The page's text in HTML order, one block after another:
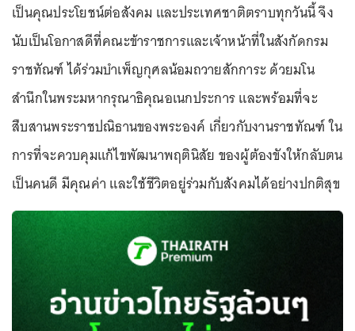
เป็นคุณประโยชน์ต่อสังคม และประเทศชาติตราบทุกวันนี้ จึง
นับเป็นโอกาสดีที่คณะข้าราชการและเจ้าหน้าที่ในสังกัดกรม
ราชทัณฑ์ ได้ร่วมบำเพ็ญกุศลน้อมถวายสักการะ ด้วยมโน
สำนึกในพระมหากรุณาธิคุณอเนกประการ และพร้อมที่จะ
สืบสานพระราชปณิธานของพระองค์ เกี่ยวกับงานราชทัณฑ์ ใน
การที่จะควบคุมแก้ไขพัฒนาพฤตินิสัย ของผู้ต้องขังให้กลับตน
เป็นคนดี มีคุณค่า และใช้ชีวิตอยู่ร่วมกับสังคมได้อย่างปกติสุข